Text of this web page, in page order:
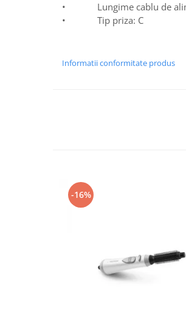
• Lungime cablu de
• Tip priza: C
Informatii conformitate produs
-16%